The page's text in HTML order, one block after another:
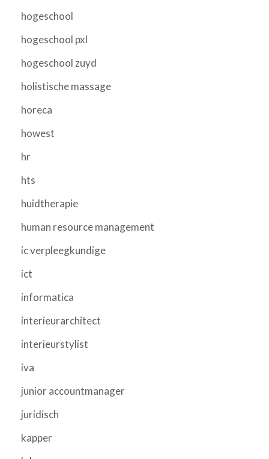
hogeschool
hogeschool pxl
hogeschool zuyd
holistische massage
horeca
howest
hr
hts
huidtherapie
human resource management
ic verpleegkundige
ict
informatica
interieurarchitect
interieurstylist
iva
junior accountmanager
juridisch
kapper